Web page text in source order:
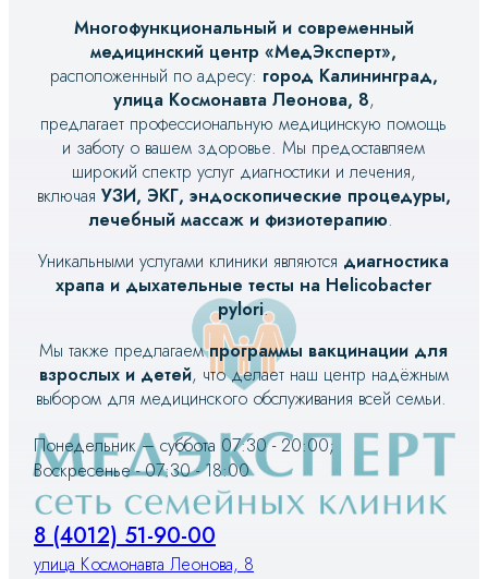
Многофункциональный и современный
медицинский центр «МедЭксперт»,
расположенный по адресу: город Калининград,
улица Космонавта Леонова, 8,
предлагает профессиональную медицинскую помощь
и заботу о вашем здоровье. Мы предоставляем
широкий спектр услуг диагностики и лечения,
включая УЗИ, ЭКГ, эндоскопические процедуры,
лечебный массаж и физиотерапию.
Уникальными услугами клиники являются диагностика
храпа и дыхательные тесты на Helicobacter
pylori.
Мы также предлагаемпрограммы вакцинации для
взрослых и детей, что делает наш центр надёжным
выбором для медицинского обслуживания всей семьи.
Понедельник – суббота 07:30 - 20:00;
Воскресенье - 07:30 - 18:00
8 (4012) 51-90-00
улица Космонавта Леонова, 8